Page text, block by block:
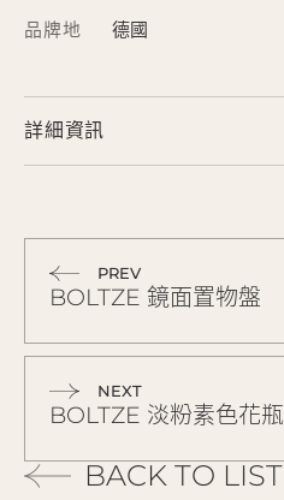
品牌地
德國
詳細資訊
PREV
BOLTZE 鏡面置物盤
NEXT
BOLTZE 淡粉素色花瓶
BACK TO LIST